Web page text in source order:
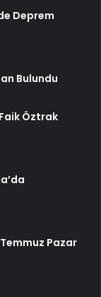
Deprem
Bulundu
Öztrak
Pazar